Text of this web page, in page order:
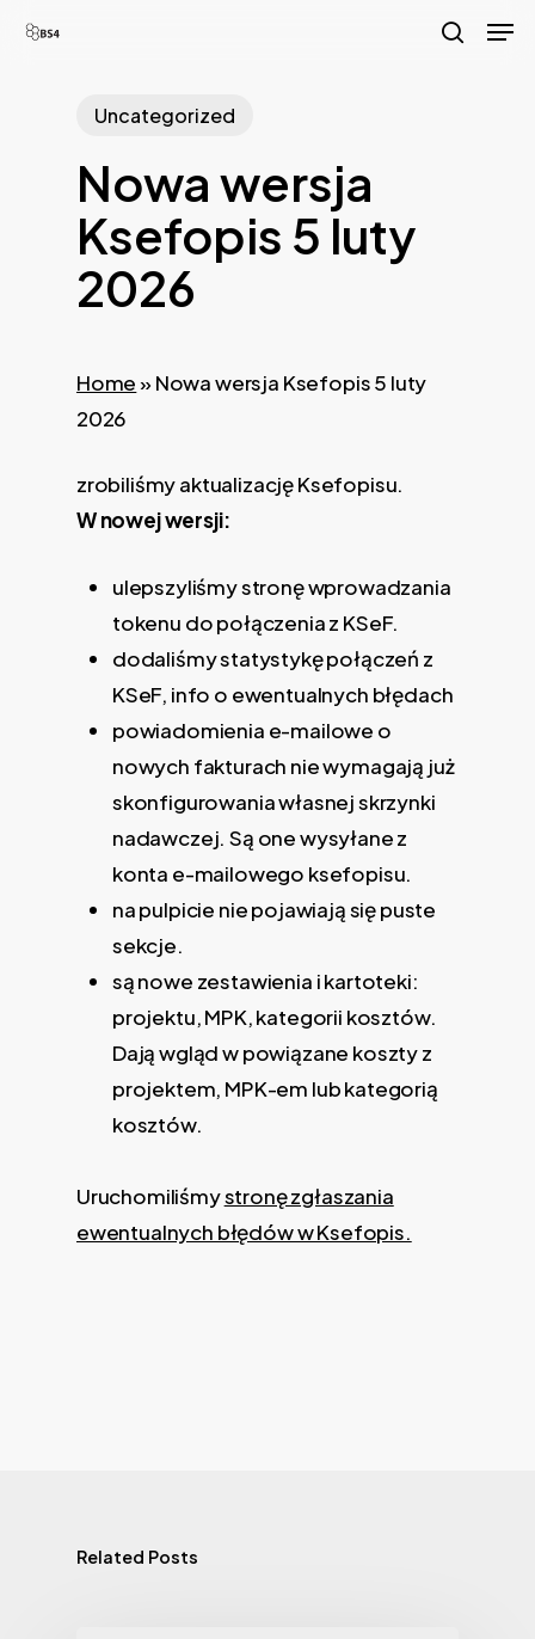
Skip
Uncategorized
Nowa wersja
Ksefopis 5 luty
2026
Home» Nowa wersja Ksefopis 5 luty
2026
zrobiliśmy aktualizację Ksefopisu.
W nowej wersji:
ulepszyliśmy stronę wprowadzania
tokenu do połączenia z KSeF.
dodaliśmy statystykę połączeń z
KSeF, info o ewentualnych błędach
powiadomienia e-mailowe o
nowych fakturach nie wymagają już
skonfigurowania własnej skrzynki
nadawczej. Są one wysyłane z
konta e-mailowego ksefopisu.
na pulpicie nie pojawiają się puste
sekcje.
są nowe zestawienia i kartoteki:
projektu, MPK, kategorii kosztów.
Dają wgląd w powiązane koszty z
projektem, MPK-em lub kategorią
kosztów.
Uruchomiliśmystronę zgłaszania
ewentualnych błędów w Ksefopis.
Related Posts